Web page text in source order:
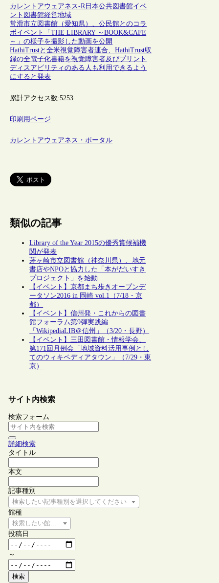
カレントアウェアネス-R日本公共図書館イベ
ント 図書館経営地域
常滑市立図書館（愛知県）、公民館とのコラ
ボイベント「THE LIBRARY ～BOOK&CAFE
～」の様子を撮影した動画を公開
HathiTrustと全米視覚障害者連合、HathiTrust収
録の全電子化書籍を視覚障害者及びプリント
ディスアビリティのある人も利用できるよう
にすると発表
累計アクセス数:5253
印刷用ページ
カレントアウェアネス・ポータル
類似の記事
Library of the Year 2015の優秀賞候補機
関が発表
茅ヶ崎市立図書館（神奈川県）、地元
書店やNPOと協力した「本がだいすき
プロジェクト」を始動
【イベント】京都まち歩きオープンデ
ータソン2016 in 岡崎 vol.1（7/18・京
都）
【イベント】信州発・これからの図書
館フォーラム第9弾実践編
「WikipediaLIB＠信州」（3/20・長野）
【イベント】三田図書館・情報学会、
第171回月例会「地域資料活用事例とし
てのウィキペディアタウン」（7/29・東
京）
サイト内検索
検索フォーム
詳細検索
タイトル
本文
記事種別
検索したい記事種別を選択してください
館種
検索したい館種を選択してください
投稿日
～
検索